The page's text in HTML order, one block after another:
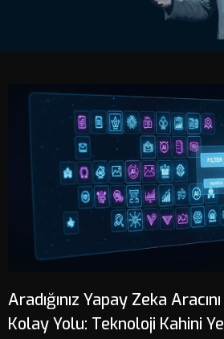
Aradığınız Yapay Zeka
Kolay Yolu: Teknoloji Kahini